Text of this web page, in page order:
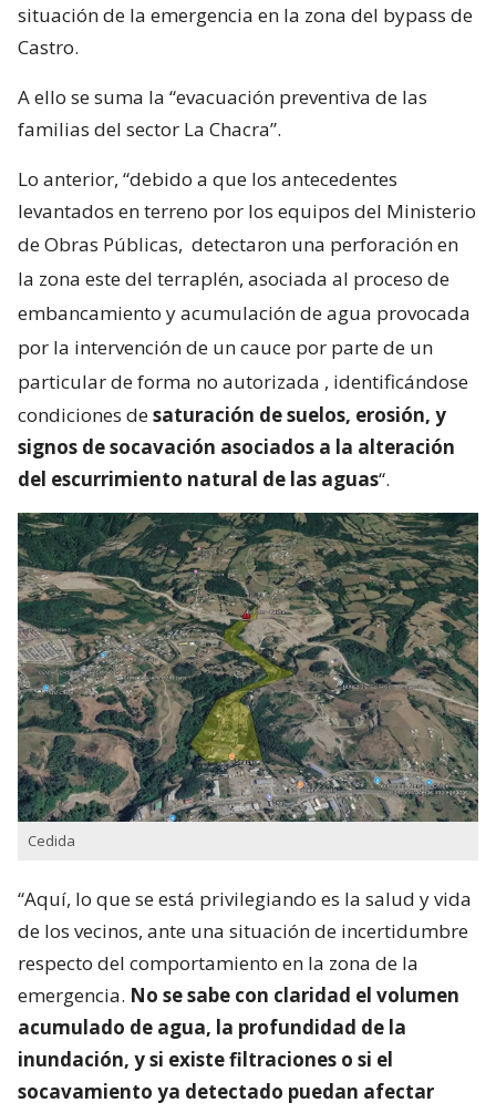
situación de la emergencia en la zona del bypass de
Castro.
A ello se suma la “evacuación preventiva de las
familias del sector La Chacra”.
Lo anterior, “debido a que los antecedentes
levantados en terreno por los equipos del Ministerio
de Obras Públicas, detectaron una perforación en
la zona este del terraplén, asociada al proceso de
embancamiento y acumulación de agua provocada
por la intervención de un cauce por parte de un
particular de forma no autorizada , identificándose
condiciones desaturación de suelos, erosión, y
signos de socavación asociados a la alteración
del escurrimiento natural de las aguas“.
Cedida
“Aquí, lo que se está privilegiando es la salud y vida
de los vecinos, ante una situación de incertidumbre
respecto del comportamiento en la zona de la
emergencia. No se sabe con claridad el volumen
acumulado de agua, la profundidad de la
inundación, y si existe filtraciones o si el
socavamiento ya detectado puedan afectar